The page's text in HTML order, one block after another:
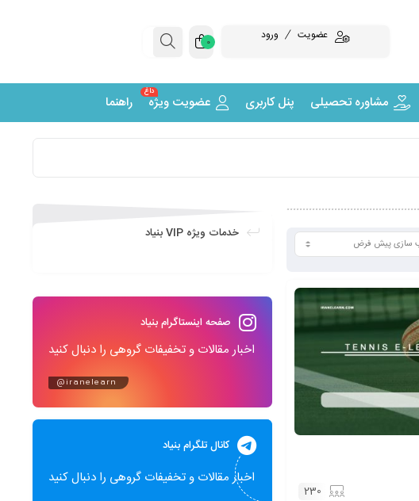
عضویت ورود 0
مشاوره تحصیلی پنل کاربری عضویت ویژه
داغ
راهنما
230
خدمات ویژه VIP بنیاد
صفحه اینستاگرام بنیاد
اخبار مقالات و تخفیفات گروهی را دنبال کنید
@iranelearn
کانال تلگرام بنیاد
اخبار مقالات و تخفیفات گروهی را دنبال کنید